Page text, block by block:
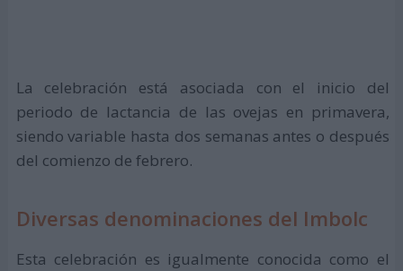
La celebración está asociada con el inicio del
periodo de lactancia de las ovejas en primavera,
siendo variable hasta dos semanas antes o después
del comienzo de febrero.
Diversas denominaciones del Imbolc
Esta celebración es igualmente conocida como el